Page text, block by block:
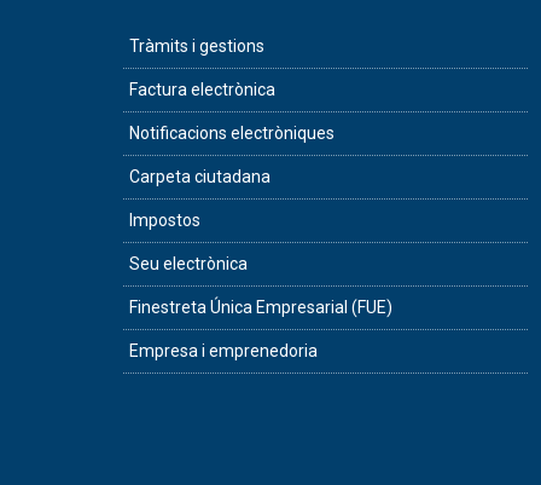
Tràmits i gestions
Factura electrònica
Notificacions electròniques
Carpeta ciutadana
Impostos
Seu electrònica
Finestreta Única Empresarial (FUE)
Empresa i emprenedoria